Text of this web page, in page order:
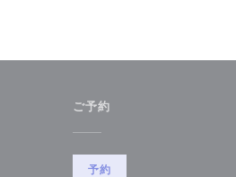
ご予約
予約